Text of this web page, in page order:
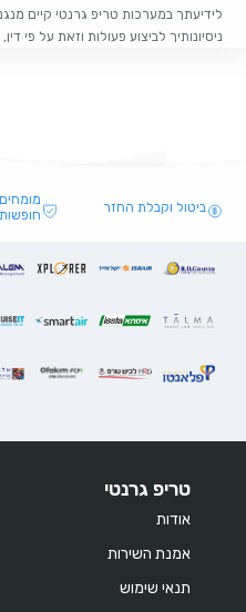
לידיעתך במערכות טריפ גרנטי קיים
ניסיונותיך לביצוע פעולות וזאת על פי
ביטול וקבלת החזר
חופשות
טריפ גרנטי
אודות
אמנת השירות
תנאי שימוש